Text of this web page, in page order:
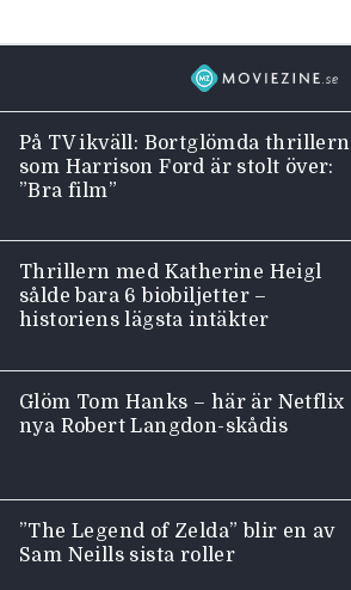
På TV ikväll: Bortglömda thrillern
som Harrison Ford är stolt över:
”Bra film”
Thrillern med Katherine Heigl
sålde bara 6 biobiljetter –
historiens lägsta intäkter
Glöm Tom Hanks – här är Netflix
nya Robert Langdon-skådis
”The Legend of Zelda” blir en av
Sam Neills sista roller